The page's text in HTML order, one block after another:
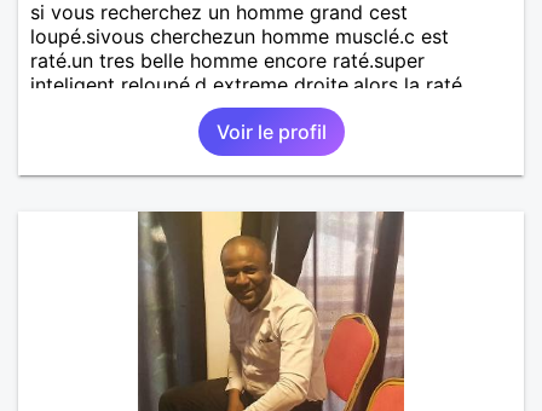
si vous recherchez un homme grand cest
loupé.sivous cherchezun homme musclé.c est
raté.un tres belle homme encore raté.super
inteligent reloupé.d extreme droite.alors la raté.
Voir le profil